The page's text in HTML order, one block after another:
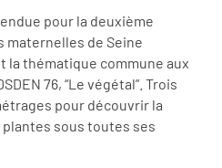
pour la deuxième
maternelles de Seine
la thématique commune aux
76, “Le végétal”. Trois
pour découvrir la
sous toutes ses